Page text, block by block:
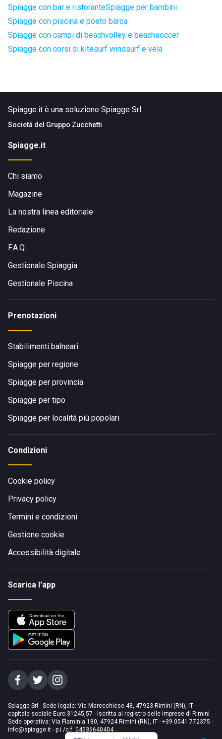
Spiagge con bar e ristoranteSpiagge per bambini
Spiagge con piscina e posto barca
Spiagge con campi di beachvolley e beachsoccer
Spiagge con corsi di kitesurf windsurf e vela
Spiagge.it è una soluzione Spiagge Srl
Società del Gruppo Zucchetti
Spiagge.it
Chi siamo
Magazine
La nostra linea editoriale
Redazione
F.A.Q.
Gestionale Spiaggia
Gestionale Piscina
Prenotazioni
Stabilimenti balneari
Spiagge per regione
Spiagge per provincia
Spiagge per tipo
Spiagge per località più popolari
Condizioni
Cookie policy
Privacy policy
Termini e condizioni
Gestione cookie
Accessibilità digitale
Scarica l'app
Spiagge Srl - Sede legale: Via Marecchiese 48, 47923 Rimini (RN), IT -
capitale sociale Euro 31245,57 - Iscritta al registro delle imprese di Rimini
Sede operativa: Via Flaminia 180, 47924 Rimini (RN), IT - +39 0541 772375 -
info@spiagge.it - p.i./c.f. 04536640404